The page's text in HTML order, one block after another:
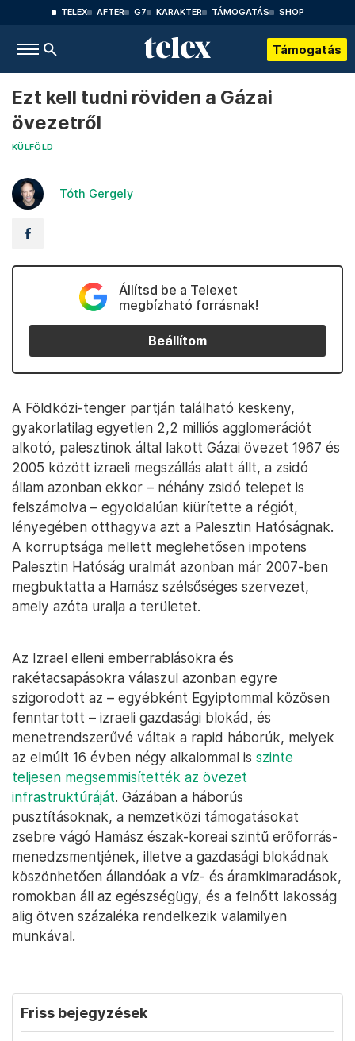
TELEX AFTER G7 KARAKTER TÁMOGATÁS SHOP
Támogatás
Ezt kell tudni röviden a Gázai
övezetről
KÜLFÖLD
Tóth Gergely
Állítsd be a Telexet
megbízható forrásnak!
Beállítom
A Földközi-tenger partján található keskeny,
gyakorlatilag egyetlen 2,2 milliós agglomerációt
alkotó, palesztinok által lakott Gázai övezet 1967 és
2005 között izraeli megszállás alatt állt, a zsidó
állam azonban ekkor – néhány zsidó telepet is
felszámolva – egyoldalúan kiürítette a régiót,
lényegében otthagyva azt a Palesztin Hatóságnak.
A korruptsága mellett meglehetősen impotens
Palesztin Hatóság uralmát azonban már 2007-ben
megbuktatta a Hamász szélsőséges szervezet,
amely azóta uralja a területet.
Az Izrael elleni emberrablásokra és
rakétacsapásokra válaszul azonban egyre
szigorodott az – egyébként Egyiptommal közösen
fenntartott – izraeli gazdasági blokád, és
menetrendszerűvé váltak a rapid háborúk, melyek
az elmúlt 16 évben négy alkalommal is szinte
teljesen megsemmisítették az övezet
infrastruktúráját. Gázában a háborús
pusztításoknak, a nemzetközi támogatásokat
zsebre vágó Hamász észak-koreai szintű erőforrás-
menedzsmentjének, illetve a gazdasági blokádnak
köszönhetően állandóak a víz- és áramkimaradások,
romokban áll az egészségügy, és a felnőtt lakosság
alig ötven százaléka rendelkezik valamilyen
munkával.
Friss bejegyzések